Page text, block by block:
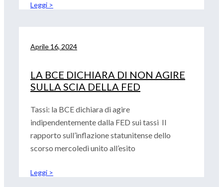
Leggi >
Aprile 16, 2024
LA BCE DICHIARA DI NON AGIRE
SULLA SCIA DELLA FED
Tassi: la BCE dichiara di agire
indipendentemente dalla FED sui tassi Il
rapporto sull’inflazione statunitense dello
scorso mercoledì unito all’esito
Leggi >